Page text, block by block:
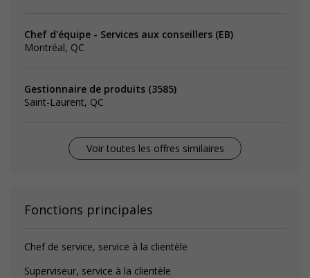
Chef d'équipe - Services aux conseillers (EB)
Montréal, QC
Gestionnaire de produits (3585)
Saint-Laurent, QC
Voir toutes les offres similaires
Fonctions principales
Chef de service, service à la clientèle
Superviseur, service à la clientèle